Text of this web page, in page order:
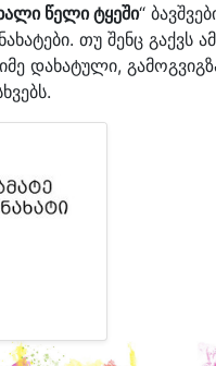
წელი ტყეში“
თუ შენც გაქვს
დახატული,